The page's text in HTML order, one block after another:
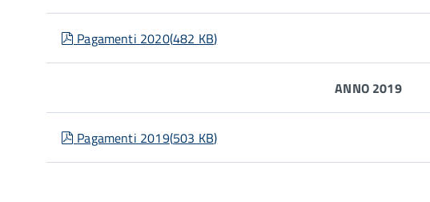
pdf
Pagamenti 2020(482 KB)
ANNO 2019
pdf
Pagamenti 2019(503 KB)